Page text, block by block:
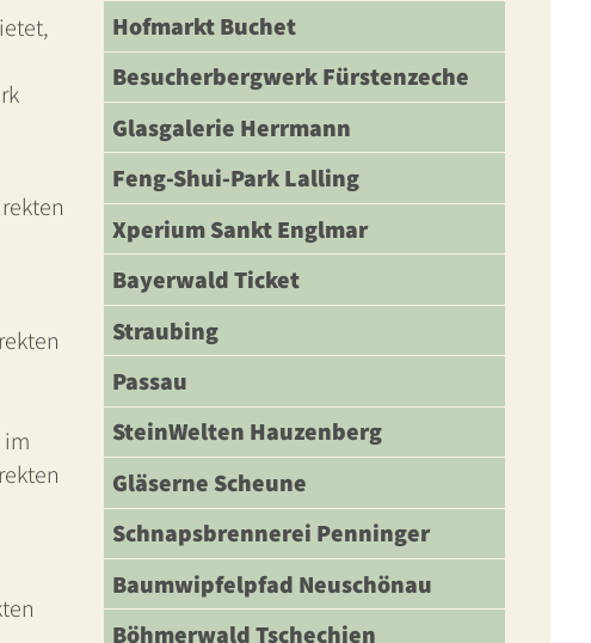
Hofmarkt Buchet
Besucherbergwerk Fürstenzeche
Glasgalerie Herrmann
Feng-Shui-Park Lalling
Xperium Sankt Englmar
Bayerwald Ticket
Straubing
Passau
SteinWelten Hauzenberg
Gläserne Scheune
Schnapsbrennerei Penninger
Baumwipfelpfad Neuschönau
Böhmerwald Tschechien